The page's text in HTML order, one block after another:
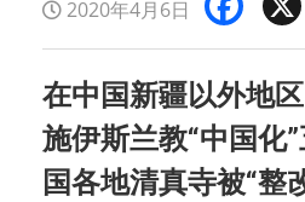
2020年4月6日
在中国新疆以外地
施伊斯兰教“中国化
国各地清真寺被“整